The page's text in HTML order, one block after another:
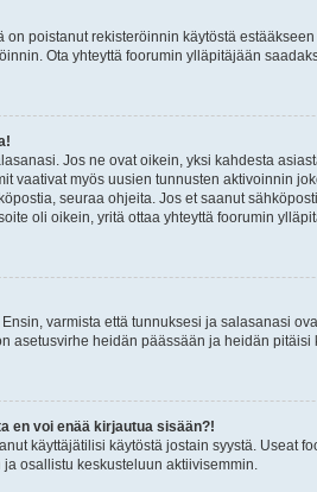
on poistanut rekisteröinnin käytöstä
Ota yhteyttä foorumin ylläpitäjään
Jos ne ovat oikein, yksi kahdesta
vaativat myös uusien tunnusten aktivoinnin
seuraa ohjeita. Jos et saanut
oli oikein, yritä ottaa yhteyttä foorumin
varmista että tunnuksesi ja salasanasi
asetusvirhe heidän päässään ja heidän pitäisi
en voi enää kirjautua sisään?!
käyttäjätilisi käytöstä jostain syystä. Useat
osallistu keskusteluun aktiivisemmin.